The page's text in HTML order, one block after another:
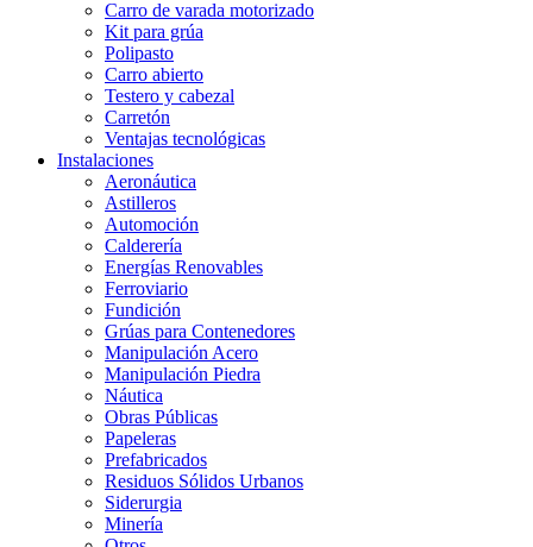
Carro de varada motorizado
Kit para grúa
Polipasto
Carro abierto
Testero y cabezal
Carretón
Ventajas tecnológicas
Instalaciones
Aeronáutica
Astilleros
Automoción
Calderería
Energías Renovables
Ferroviario
Fundición
Grúas para Contenedores
Manipulación Acero
Manipulación Piedra
Náutica
Obras Públicas
Papeleras
Prefabricados
Residuos Sólidos Urbanos
Siderurgia
Minería